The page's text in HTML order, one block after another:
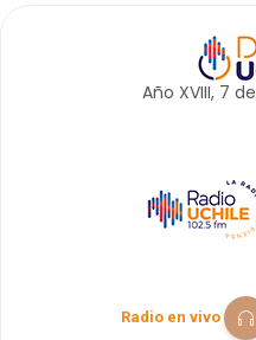
Año XVIII, 7 de
Radio en vivo